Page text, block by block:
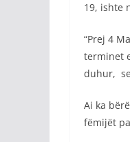
19, ishte
“Prej 4
terminet
duhur,
Ai ka
fëmijët